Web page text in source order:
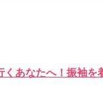
くあなたへ！振袖を